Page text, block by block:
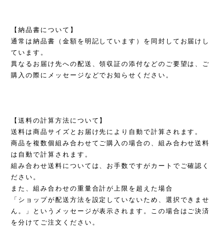
【納品書について】
通常は納品書（金額を明記しています）を同封してお届けし
ています。
異なるお届け先への配送、領収証の添付などのご要望は、ご
購入の際にメッセージなどでお知らせください。
【送料の計算方法について】
送料は商品サイズとお届け先により自動で計算されます。
商品を複数個組み合わせてご購入の場合の、組み合わせ送料
は自動で計算されます。
組み合わせ送料については、お手数ですがカートでご確認く
ださい。
また、組み合わせの重量合計が上限を超えた場合
「ショップが配送方法を設定していないため、選択できませ
ん。」というメッセージが表示されます。この場合はご決済
を分けてご注文ください。